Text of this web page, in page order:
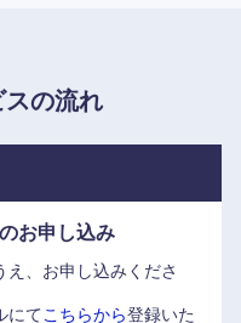
企業インタビューを掲載
93.html
の流れ
お申し込み
え、お申し込みくださ
にてこちらから登録いた
京都府